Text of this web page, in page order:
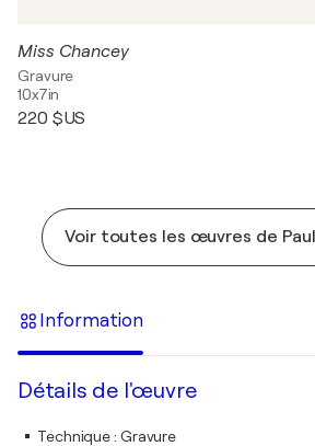
Miss Chancey
Gravure
10x7in
220 $US
Voir toutes les œuvres de
Information
Détails de l'œuvre
Technique: Gravure